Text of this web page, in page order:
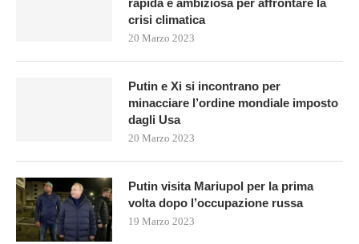
rapida e ambiziosa per affrontare la
crisi climatica
20 Marzo 2023
Putin e Xi si incontrano per
minacciare l’ordine mondiale imposto
dagli Usa
20 Marzo 2023
Putin visita Mariupol per la prima
volta dopo l’occupazione russa
19 Marzo 2023